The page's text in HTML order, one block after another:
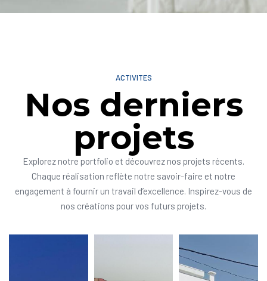
ACTIVITES
Nos derniers
projets
Explorez notre portfolio et découvrez nos projets récents.
Chaque réalisation reflète notre savoir-faire et notre
engagement à fournir un travail d’excellence. Inspirez-vous de
nos créations pour vos futurs projets.